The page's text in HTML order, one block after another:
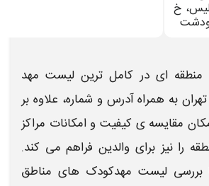
خ
ای درکامل ترین لیست مهد
به همراه آدرس و شماره، علاوه بر
مقایسه ی کیفیت و امکانات مراکز
نیز برای والدین فراهم می کند.
لیست مهدکودک هایمناطق